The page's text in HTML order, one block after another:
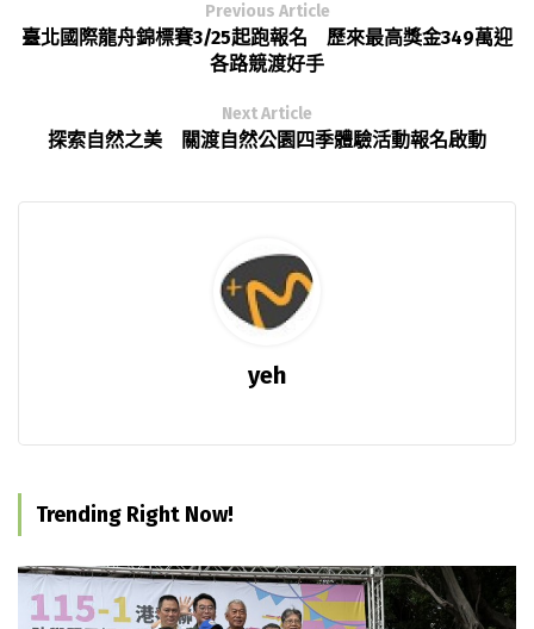
Previous Article
臺北國際龍舟錦標賽3/25起跑報名 歷來最高獎金349萬迎
各路競渡好手
Next Article
探索自然之美 關渡自然公園四季體驗活動報名啟動
yeh
Trending Right Now!